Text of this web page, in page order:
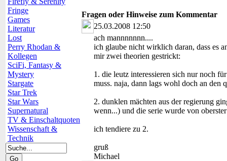
Fringe
Games
Literatur
Lost
Perry Rhodan &
Kollegen
SciFi, Fantasy &
Mystery
Stargate
Star Trek
Star Wars
Supernatural
TV & Einschaltquoten
Wissenschaft &
Technik
Fragen oder Hinweise zum Kommentar
25.03.2008 12:50
ach mannnnnnn....
ich glaube nicht wirklich daran, dass es
mir zwei theorien gestrickt:
1. die leutz interessieren sich nur noch
muss. naja, dann lags wohl doch an den
2. dunklen mächten aus der regierung
wenn...) und die serie wurde von
ich tendiere zu 2.
gruß
Michael